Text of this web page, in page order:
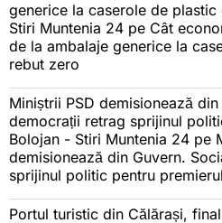
generice la caserole de
Stiri Muntenia 24 pe Cât
de la ambalaje generice la
rebut zero
Miniștrii PSD demisionează
democrații retrag sprijinul
Bolojan - Stiri Muntenia 24 pe
demisionează din Guvern.
sprijinul politic pentru
Portul turistic din Călărași,